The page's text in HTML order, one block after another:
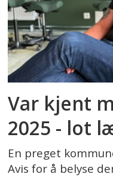
Var kjent
2025 - lot
En preget
Avis for å belyse